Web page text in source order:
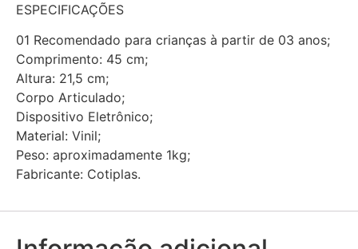
ESPECIFICAÇÕES
01 Recomendado para crianças à partir de 03 anos;
Comprimento: 45 cm;
Altura: 21,5 cm;
Corpo Articulado;
Dispositivo Eletrônico;
Material: Vinil;
Peso: aproximadamente 1kg;
Fabricante: Cotiplas.